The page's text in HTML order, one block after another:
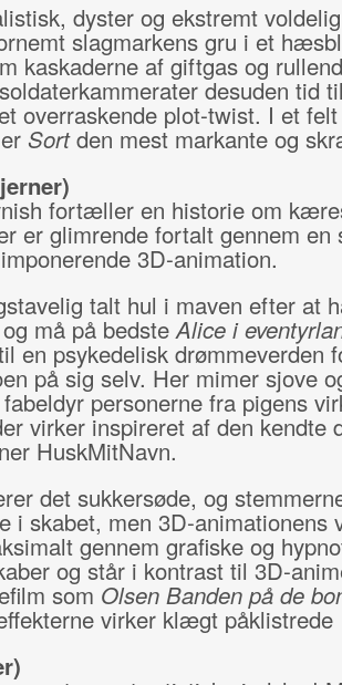
dyster og ekstremt
slagmarkens gru i et
kaskaderne af giftgas og
desuden tid
overraskende plot-twist. I et
Sortden mest markante og
fortæller en historie om
er glimrende fortalt gennem en
3D-animation.
talt hul i maven efter at
må på bedsteAlice i
en psykedelisk drømmeverden
på sig selv. Her mimer sjove
personerne fra pigens
virker inspireret af den kendte
HuskMitNavn.
det sukkersøde, og
i skabet, men 3D-animationens
gennem grafiske og
og står i kontrast til 3D-
som Olsen Banden på de
virker klægt påklistrede